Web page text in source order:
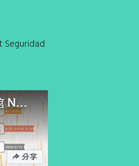
Seguridad